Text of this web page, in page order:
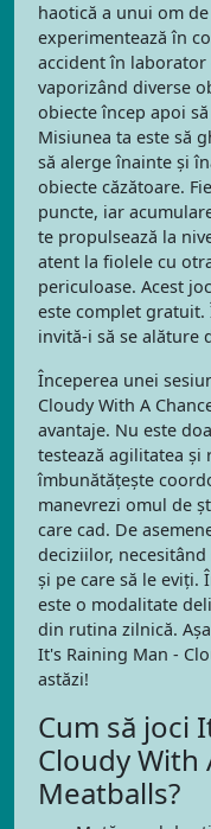
haotică a unui om
experimentează în
accident în laborator
vaporizând diverse
obiecte încep apoi
Misiunea ta este să
să alerge înainte și
obiecte căzătoare.
puncte, iar
te propulsează la
atent la fiolele cu
periculoase. Acest
este complet
invită-i să se alăture
Începerea unei
Cloudy With A
avantaje. Nu este
testează agilitatea și
îmbunătățește
manevrezi omul de
care cad. De
deciziilor,
și pe care să le eviți.
este o modalitate
din rutina zilnică.
It's Raining Man -
astăzi!
Cum să joci
Cloudy With
Meatballs?